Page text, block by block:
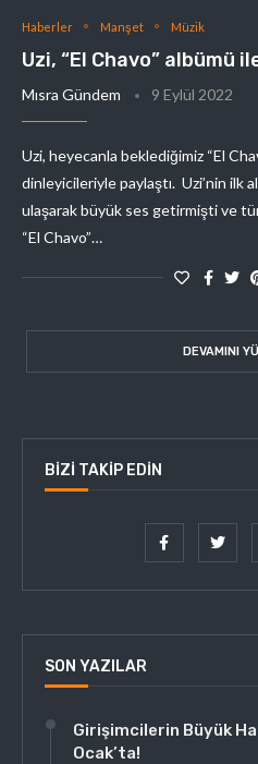
Haberler Manşet Müzik
Uzi, “El Chavo” albümü
Mısra Gündem 9 Eylül 2022
Uzi, heyecanla beklediğimiz “El
dinleyicileriyle paylaştı. Uzi’nin ilk
ulaşarak büyük ses getirmişti ve
“El Chavo”…
DEVAMINI
BIZI TAKIP EDIN
SON YAZILAR
Girişimcilerin Büyük
Ocak’ta!